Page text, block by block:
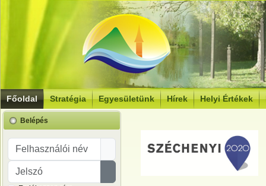
Főoldal Stratégia Egyesületünk Hírek Helyi Értékek
Belépés
Felhasználói név
Jelszó
Jelszó megjelenítése